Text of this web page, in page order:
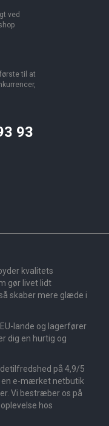
ved
til at
93
kvalitets
gør livet lidt
skaber mere glæde i
lande og lagerfører
dig en hurtig og
på 4,9/5
en e-mærket netbutik
Vi bestræber os på
hos